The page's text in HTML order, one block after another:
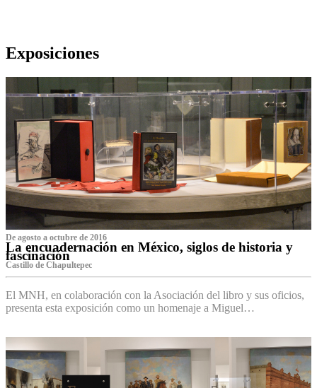
Exposiciones
De agosto a octubre de 2016
La encuadernación en México, siglos de historia y
fascinación
Castillo de Chapultepec
El MNH, en colaboración con la Asociación del libro y sus oficios,
presenta esta exposición como un homenaje a Miguel…